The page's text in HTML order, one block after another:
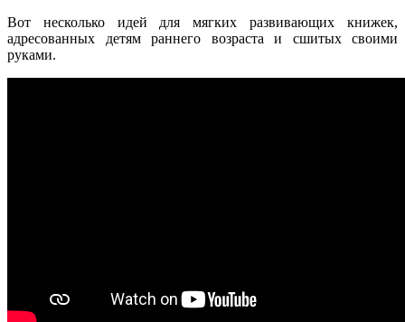
Вот несколько идей для мягких развивающих книжек,
адресованных детям раннего возраста и сшитых своими
руками.